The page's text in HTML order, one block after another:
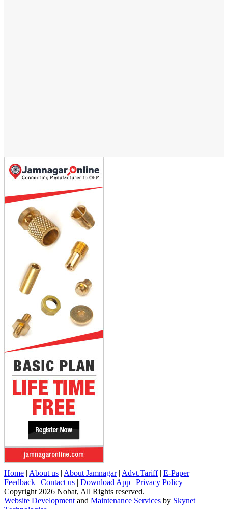
Home | About us | About Jamnagar| Advt.Tariff| E-Paper|
Feedback | Contact us | Download App | Privacy Policy
Copyright 2026 Nobat, All Rights reserved.
Website Development and Maintenance Services by Skynet